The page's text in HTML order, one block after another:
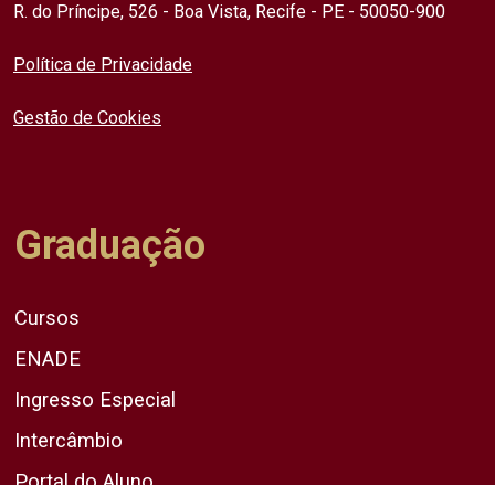
R. do Príncipe, 526 - Boa Vista, Recife - PE - 50050-900
Política de Privacidade
Gestão de Cookies
Graduação
Cursos
ENADE
Ingresso Especial
Intercâmbio